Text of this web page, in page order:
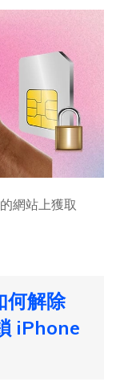
網站上獲取
何解除
iPhone